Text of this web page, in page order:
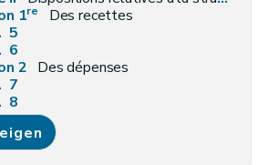
1re
Des recettes
5
6
2 Des dépenses
7
8
3 Des documents informatifs et justificatifs du budget
9
III Dispositions relatives à la confection du budget et des ajustements, au calendrier budgétaire et à l'approbation par le Parlement